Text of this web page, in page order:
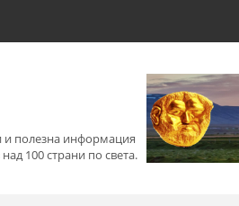
и полезна информация
100 страни по света.